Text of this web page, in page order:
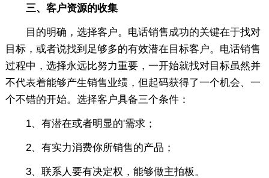
三、客户资源的收集
目的明确，选择客户。电话销售成功的关键在于找对
目标，或者说找到足够多的有效潜在目标客户。电话销售
过程中，选择永远比努力重要，一开始就找对目标虽然并
不代表着能够产生销售业绩，但起码获得了一个机会、一
个不错的开始。选择客户具备三个条件：
1、有潜在或者明显的'需求；
2、有实力消费你所销售的产品；
3、联系人要有决定权，能够做主拍板。